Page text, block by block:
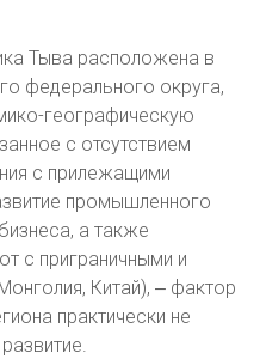
Тыва расположена в
федерального округа,
географическую
с отсутствием
с прилежащими
промышленного
а также
с приграничными и
Китай), ‒ фактор
практически не